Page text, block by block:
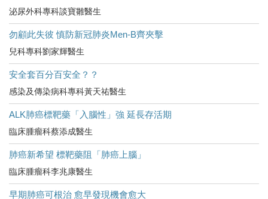
泌尿外科專科談寶雛醫生
勿顧此失彼 慎防新冠肺炎Men-B齊夾擊
兒科專科劉家輝醫生
安全套百分百安全？？
感染及傳染病科專科黃天祐醫生
ALK肺癌標靶藥「入腦性」強 延長存活期
臨床腫瘤科蔡添成醫生
肺癌新希望 標靶藥阻「肺癌上腦」
臨床腫瘤科李兆康醫生
早期肺癌可根治 愈早發現機會愈大